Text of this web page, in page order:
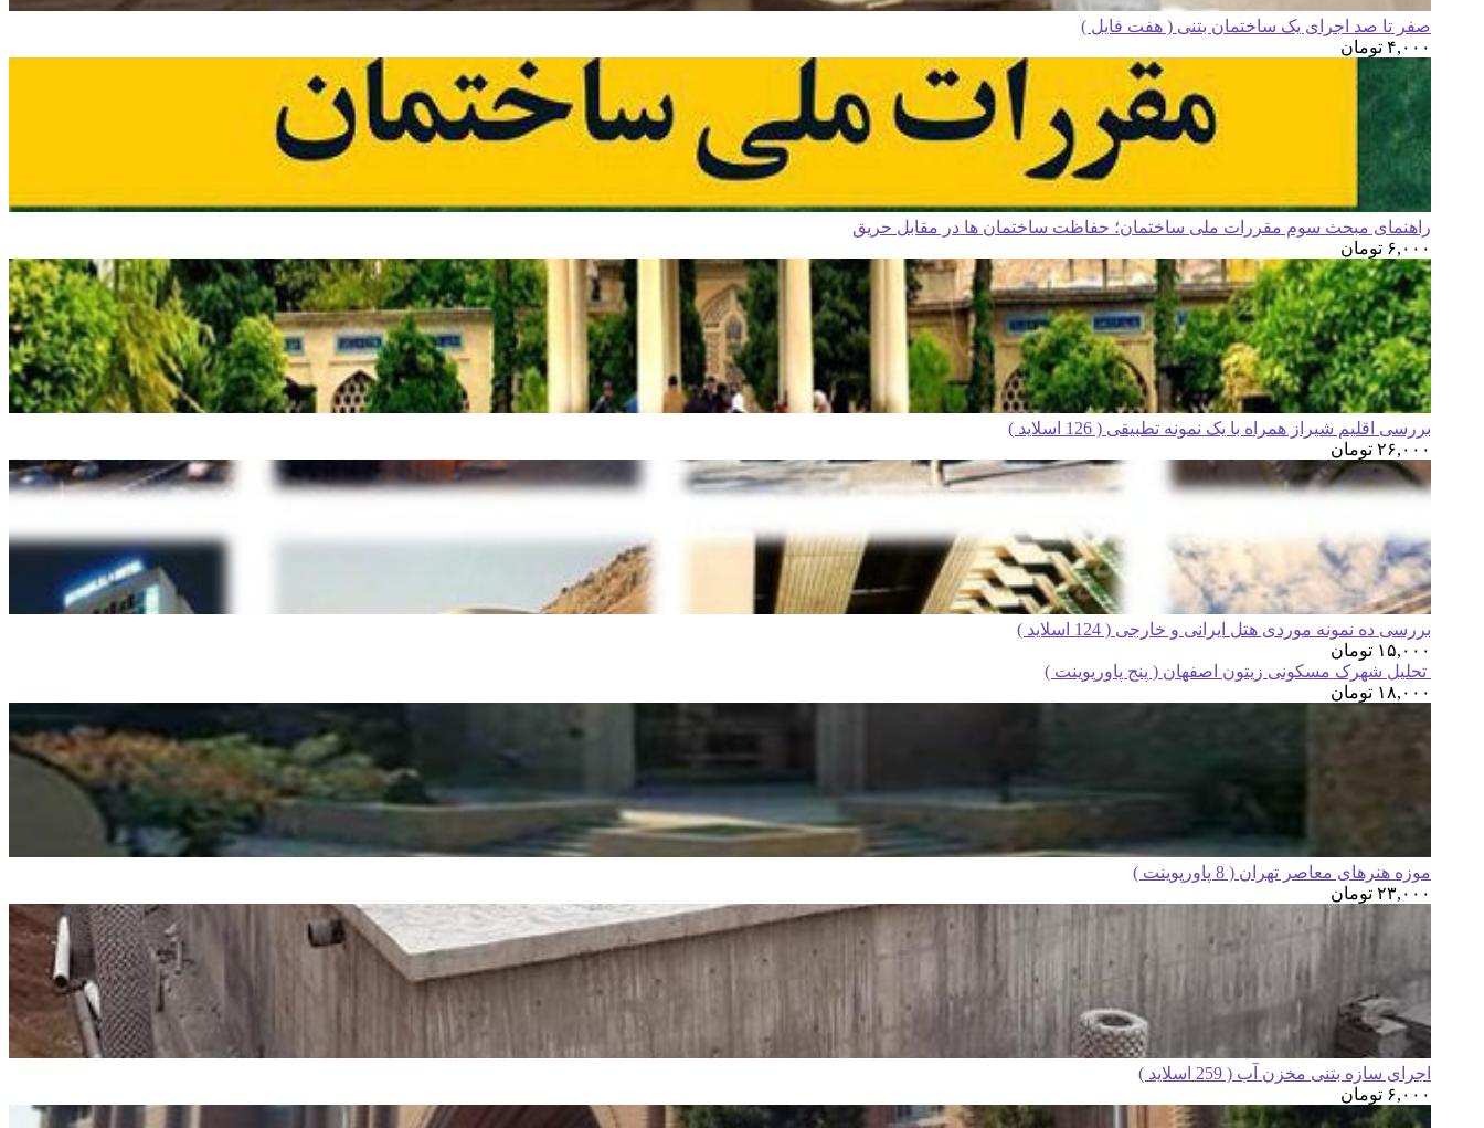
صفر تا صد اجرای یک ساختمان بتنی ( هفت فایل )
۴,۰۰۰ تومان
راهنمای مبحث سوم مقررات ملی ساختمان؛ حفاظت ساختمان ها در مقابل حریق
۶,۰۰۰ تومان
بررسی اقلیم شیراز همراه با یک نمونه تطبیقی ( 126 اسلاید )
۲۶,۰۰۰ تومان
بررسی ده نمونه موردی هتل ایرانی و خارجی ( 124 اسلاید )
۱۵,۰۰۰ تومان
تحلیل شهرک مسکونی زیتون اصفهان ( پنج پاورپوینت )
۱۸,۰۰۰ تومان
موزه هنرهای معاصر تهران ( 8 پاورپوینت )
۲۳,۰۰۰ تومان
اجرای سازه بتنی مخزن آب ( 259 اسلاید )
۶,۰۰۰ تومان